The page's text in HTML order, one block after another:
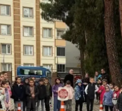
Erzincan
Erzurum
Eskişehir
Gaziantep